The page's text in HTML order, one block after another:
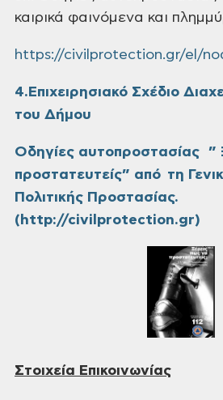
καιρικά φαινόμενα και
https://civilprotection.gr/el/
4.Επιχειρησιακό Σχέδιο
του Δήμου
Οδηγίες αυτοπροστασίας ”
προστατευτείς” από τη
Πολιτικής Προστασίας.
(http://civilprotection.gr)
Στοιχεία Επικοινωνίας